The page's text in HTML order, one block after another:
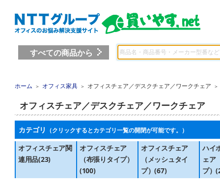
すべての商品から
ホーム ＞ オフィス家具 ＞ オフィスチェア／デスクチェア／ワークチェア ＞
オフィスチェア／デスクチェア／ワークチェア
カテゴリ （クリックするとカテゴリ一覧の開閉が可能です。）
オフィスチェア関
連用品(23)
オフィスチェア
（布張りタイプ）
(100)
オフィスチェア
（メッシュタイ
プ）(67)
ハイ
ェア
プ）